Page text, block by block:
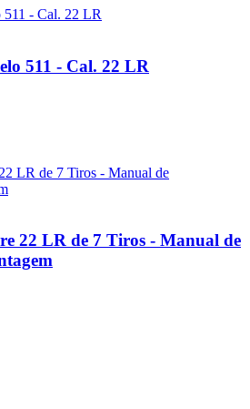
511 - Cal. 22 LR
22 LR de 7 Tiros - Manual de